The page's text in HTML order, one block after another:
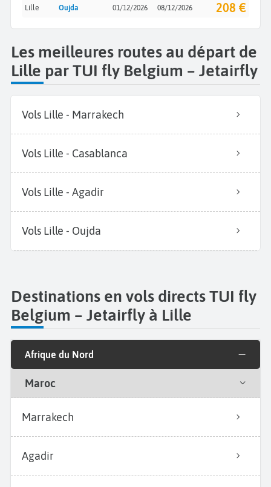
Lille Oujda 01/12/2026 08/12/2026 208 €
Les meilleures routes au départ de
Lille par TUI fly Belgium – Jetairfly
Vols Lille - Marrakech
Vols Lille - Casablanca
Vols Lille - Agadir
Vols Lille - Oujda
Destinations en vols directs TUI fly
Belgium – Jetairfly à Lille
Afrique du Nord
Maroc
Marrakech
Agadir